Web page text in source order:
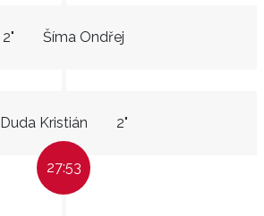
Šíma Ondřej
2"
Duda Kristián 2"
27:53